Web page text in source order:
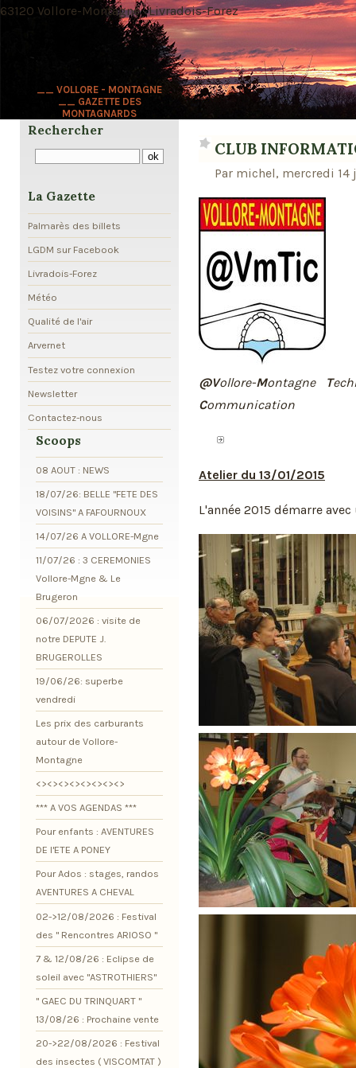
__ VOLLORE - MONTAGNE
__ GAZETTE DES
MONTAGNARDS
63120 Vollore-Montagne · Livradois-Forez
CLUB
Par michel, mercredi
@Vollore-Montagne T
Communication
Atelier du 13/01/2015
L'année 2015 démarre
Rechercher
La Gazette
Palmarès des billets
LGDM sur Facebook
Livradois-Forez
Météo
Qualité de l'air
Arvernet
Testez votre connexion
Newsletter
Contactez-nous
Scoops
08 AOUT : NEWS
18/07/26: BELLE "FETE DES
VOISINS" A FAFOURNOUX
14/07/26 A VOLLORE-Mgne
11/07/26 : 3 CEREMONIES
Vollore-Mgne & Le
Brugeron
06/07/2026 : visite de
notre DEPUTE J.
BRUGEROLLES
19/06/26: superbe
vendredi
Les prix des carburants
autour de Vollore-
Montagne
<><><><><><><><>
*** A VOS AGENDAS ***
Pour enfants : AVENTURES
DE l'ETE A PONEY
Pour Ados : stages, randos
AVENTURES A CHEVAL
02->12/08/2026 : Festival
des " Rencontres ARIOSO "
7 & 12/08/26 : Eclipse de
soleil avec "ASTROTHIERS"
" GAEC DU TRINQUART "
13/08/26 : Prochaine vente
20->22/08/2026 : Festival
des insectes ( VISCOMTAT )